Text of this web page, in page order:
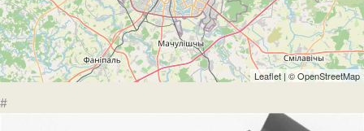
Leaflet | ©OpenStreetMap
#